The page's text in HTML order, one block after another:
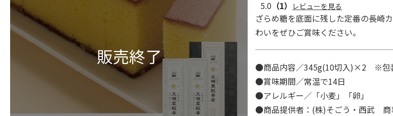
5.0 （1） レビューを見る
ざらめ糖を底面に残した定番の長崎
わいをぜひご賞味ください。
●商品内容／345g(10切入)×2 ※包
●賞味期間／常温で14日
●アレルギー／「小麦」「卵」
●商品提供者：(株)そごう・西武 商